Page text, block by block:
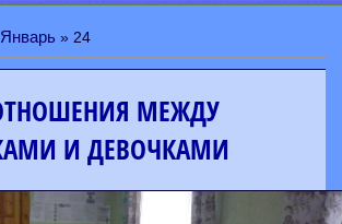
Январь » 24
МЕЖДУ
И ДЕВОЧКАМИ